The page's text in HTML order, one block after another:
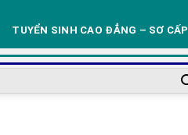
TUYỂN SINH CAO ĐẲNG – SƠ CẤP